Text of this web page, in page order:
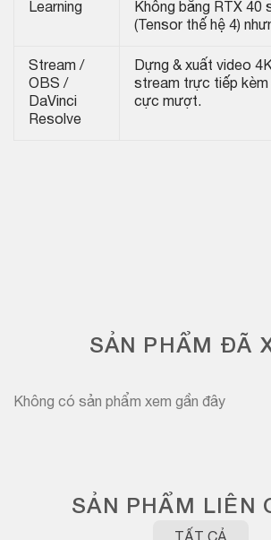
Learning
Không bằng RTX 40
(Tensor thế hệ 4)
Stream /
OBS /
DaVinci
Resolve
Dựng & xuất video
stream trực tiếp kèm
cực mượt.
SẢN PHẨM ĐÃ
Không có sản phẩm xem gần đây
SẢN PHẨM LIÊN